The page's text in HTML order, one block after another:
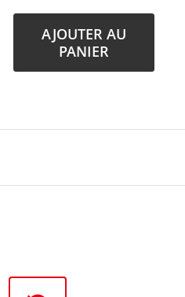
AJOUTER AU
PANIER